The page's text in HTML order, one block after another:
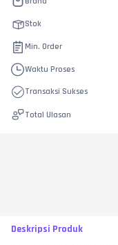
Stok
Min. Order
Waktu Proses
Transaksi Sukses
Total Ulasan
Deskripsi Produk